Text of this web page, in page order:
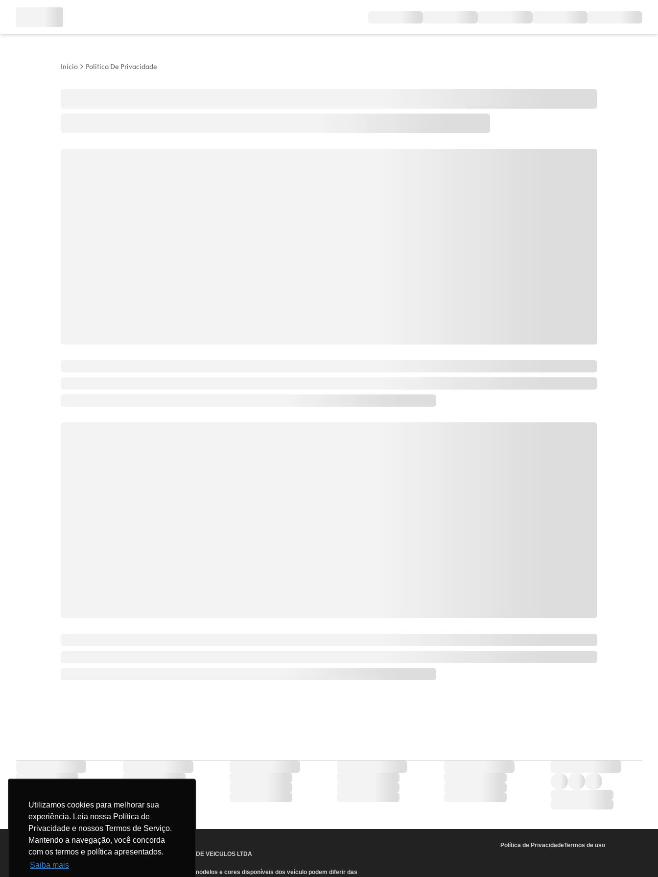
Utilizamos cookies para melhorar sua
experiência. Leia nossa Política de
Privacidade e nossos Termos de Serviço.
Mantendo a navegação, você concorda
com os termos e política apresentados.
Saiba mais
Início Politica De Privacidade
CFMOTO . Todos os direitos reservados Política de PrivacidadeTermos de uso
CFMOTO DA AMAZONIA INDUSTRIA E COMERCIO DE VEICULOS LTDA
CNPJ: 29.401.549/0001-70
Todas as imagens são meramente ilustrativas. Os modelos e cores disponíveis dos veículo podem diferir das